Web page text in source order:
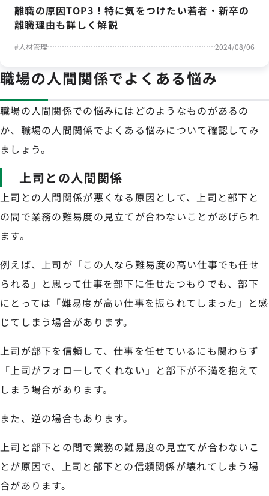
離職の原因TOP3！特に気をつけたい若者・新卒の
離職理由も詳しく解説
#人材管理 2024/08/06
職場の人間関係でよくある悩み
職場の人間関係での悩みにはどのようなものがあるの
か、職場の人間関係でよくある悩みについて確認してみ
ましょう。
上司との人間関係
上司との人間関係が悪くなる原因として、上司と部下と
の間で業務の難易度の見立てが合わないことがあげられ
ます。
例えば、上司が「この人なら難易度の高い仕事でも任せ
られる」と思って仕事を部下に任せたつもりでも、部下
にとっては「難易度が高い仕事を振られてしまった」と感
じてしまう場合があります。
上司が部下を信頼して、仕事を任せているにも関わらず
「上司がフォローしてくれない」と部下が不満を抱えて
しまう場合があります。
また、逆の場合もあります。
上司と部下との間で業務の難易度の見立てが合わないこ
とが原因で、上司と部下との信頼関係が壊れてしまう場
合があります。